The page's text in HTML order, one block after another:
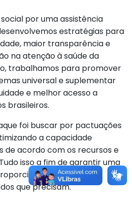
por uma assistência
estratégias para
maior transparência e
na atenção à saúde da
trabalhamos para promover
universal e suplementar
e melhor acesso a
brasileiros.
foi buscar por pactuações
a capacidade
de acordo com os recursos e
isso a fim de garantir uma
o melhor
que precisam.